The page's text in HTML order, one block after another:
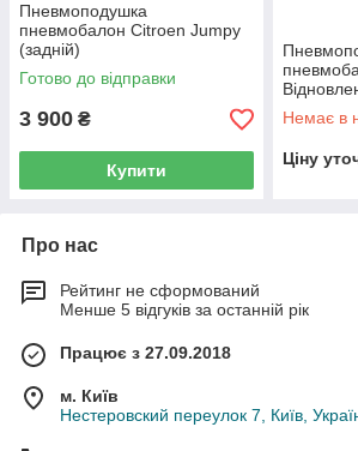
Пневмоподушка
пневмобалон Citroen Jumpy
(задній)
Готово до відправки
3 900 ₴
Купити
(задня)
Немає в
Ціну
Про нас
Рейтинг не сформований
Менше 5 відгуків за останній рік
Працює з 27.09.2018
м. Київ
Нестеровский переулок 7, Київ,